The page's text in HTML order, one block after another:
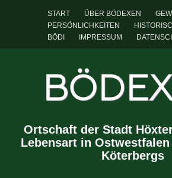
START ÜBER BÖDEXEN
PERSÖNLICHKEITEN
BÖDI
IMPRESSUM
Ortschaft der Stadt
Lebensart in Ostwestfalen
Köterbergs